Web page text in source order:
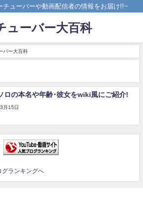
チューバーや動画配信者の情報をお届け!!~
ューバー大百科
バー大百科
ロの本名や年齢･彼女をwiki風にご紹介!
月15日
グランキングへ